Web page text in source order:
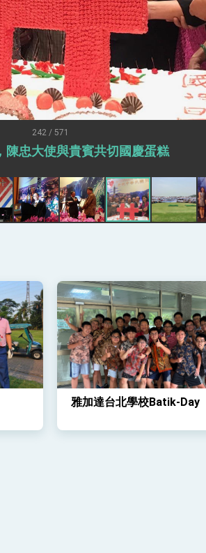
化跨大西洋戰略夥伴關係
定」簽署
「臺美對等貿易協定」簽署
邦目標
議
美日關係深化
健前行
台美交流合作
242 / 571
陳忠大使與貴賓共切國慶蛋糕
雅加達台北學校Batik-Day